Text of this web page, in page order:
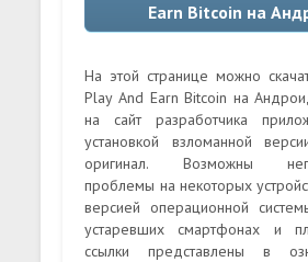
Earn Bitcoin на
На этой странице можно
Play And Earn Bitcoin на
на сайт разработчика
установкой взломанной
оригинал. Возможны
проблемы на некоторых
версией операционной
устаревших смартфонах и
ссылки представлены в